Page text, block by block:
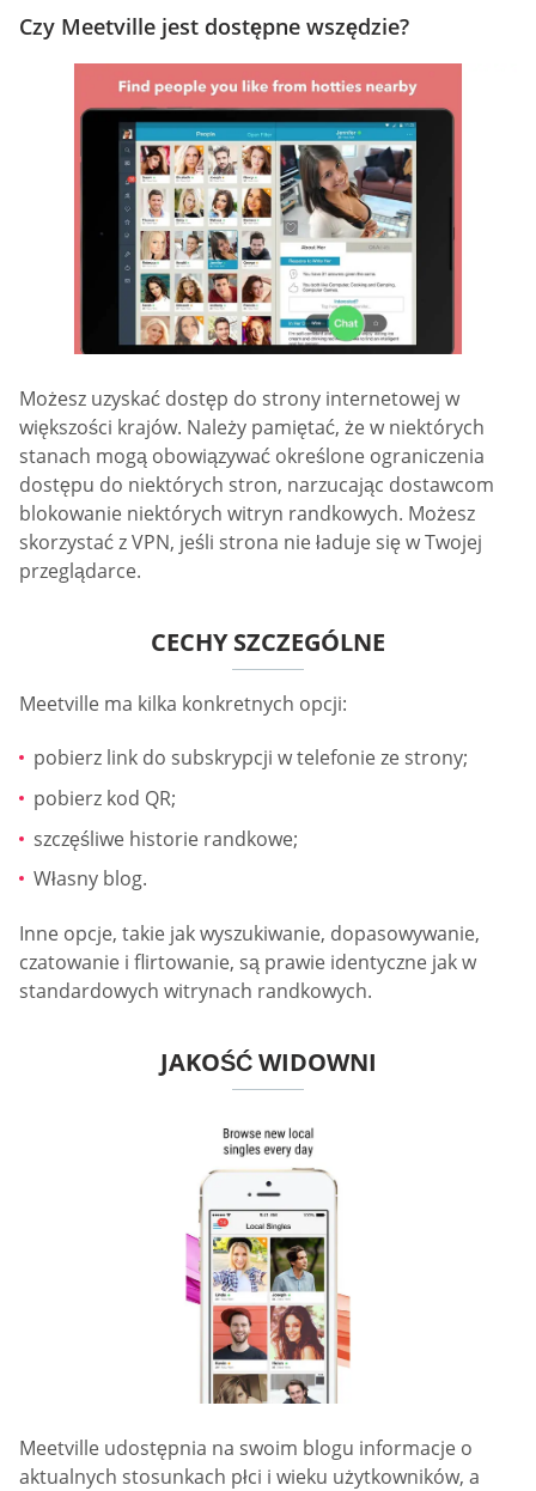
Czy Meetville jest dostępne wszędzie?
Możesz uzyskać dostęp do strony internetowej w
większości krajów. Należy pamiętać, że w niektórych
stanach mogą obowiązywać określone ograniczenia
dostępu do niektórych stron, narzucając dostawcom
blokowanie niektórych witryn randkowych. Możesz
skorzystać z VPN, jeśli strona nie ładuje się w Twojej
przeglądarce.
CECHY SZCZEGÓLNE
Meetville ma kilka konkretnych opcji:
pobierz link do subskrypcji w telefonie ze strony;
pobierz kod QR;
szczęśliwe historie randkowe;
Własny blog.
Inne opcje, takie jak wyszukiwanie, dopasowywanie,
czatowanie i flirtowanie, są prawie identyczne jak w
standardowych witrynach randkowych.
JAKOŚĆ WIDOWNI
Meetville udostępnia na swoim blogu informacje o
aktualnych stosunkach płci i wieku użytkowników, a